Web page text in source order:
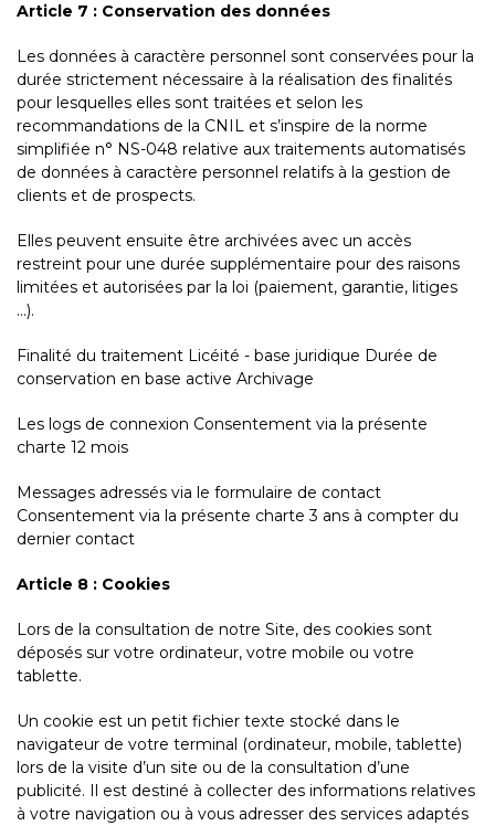
Article 7 : Conservation des données
Les données à caractère personnel sont conservées pour la
durée strictement nécessaire à la réalisation des finalités
pour lesquelles elles sont traitées et selon les
recommandations de la CNIL et s’inspire de la norme
simplifiée n° NS-048 relative aux traitements automatisés
de données à caractère personnel relatifs à la gestion de
clients et de prospects.
Elles peuvent ensuite être archivées avec un accès
restreint pour une durée supplémentaire pour des raisons
limitées et autorisées par la loi (paiement, garantie, litiges
...).
Finalité du traitement Licéité - base juridique Durée de
conservation en base active Archivage
Les logs de connexion Consentement via la présente
charte 12 mois
Messages adressés via le formulaire de contact
Consentement via la présente charte 3 ans à compter du
dernier contact
Article 8 : Cookies
Lors de la consultation de notre Site, des cookies sont
déposés sur votre ordinateur, votre mobile ou votre
tablette.
Un cookie est un petit fichier texte stocké dans le
navigateur de votre terminal (ordinateur, mobile, tablette)
lors de la visite d’un site ou de la consultation d’une
publicité. Il est destiné à collecter des informations relatives
à votre navigation ou à vous adresser des services adaptés